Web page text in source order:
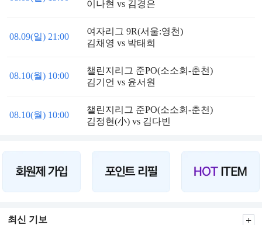
이나현 vs 김경은
08.09(일) 21:00
여자리그 9R(서울:영천)
김채영 vs 박태희
08.10(월) 10:00
챌린지리그 준PO(소소회-춘천)
김기언 vs 윤서원
08.10(월) 10:00
챌린지리그 준PO(소소회-춘천)
김정현(小) vs 김다빈
최신 기보